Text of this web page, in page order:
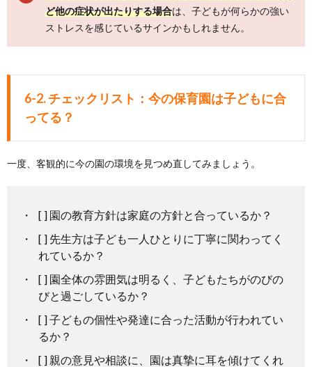
ど他の症状が出たりする場合は、子どもが何らかの強い
ストレスを感じているサインかもしれません。
6-2. チェックリスト：今の保育園は子どもに合
ってる？
一度、客観的に今の園の環境を見つめ直してみましょう。
[ ] 園の教育方針は家庭の方針と合っているか？
[ ] 先生方は子ども一人ひとりに丁寧に関わってく
れているか？
[ ] 園全体の雰囲気は明るく、子どもたちがのびの
びと過ごしているか？
[ ] 子どもの個性や発達に合った活動が行われてい
るか？
[ ] 親の意見や相談に、園は真摯に耳を傾けてくれ